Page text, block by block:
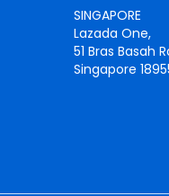
SINGAPORE
Lazada One,
51 Bras Basah
Singapore